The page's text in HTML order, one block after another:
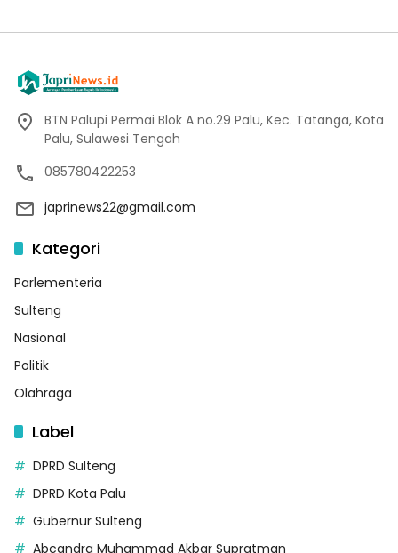
BTN Palupi Permai Blok A no.29 Palu, Kec. Tatanga, Kota
Palu, Sulawesi Tengah
085780422253
japrinews22@gmail.com
Kategori
Parlementeria
Sulteng
Nasional
Politik
Olahraga
Label
DPRD Sulteng
DPRD Kota Palu
Gubernur Sulteng
Abcandra Muhammad Akbar Supratman